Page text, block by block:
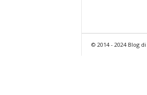
© 2014 - 2024 Blog